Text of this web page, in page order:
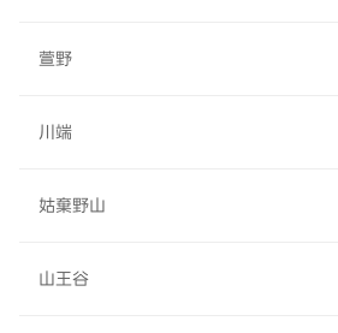
萱野
川端
姑棄野山
山王谷